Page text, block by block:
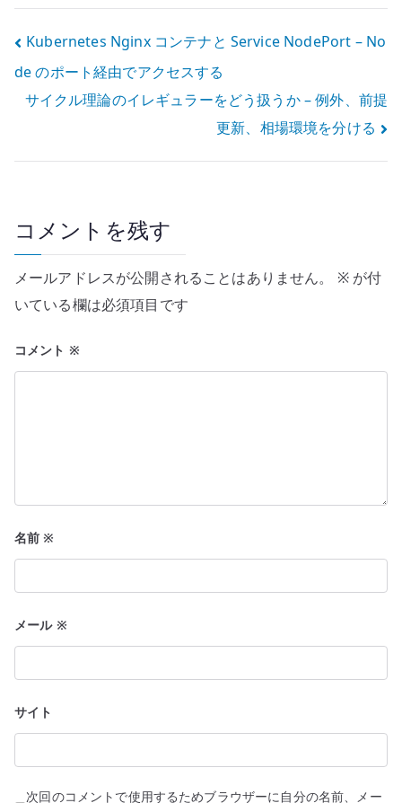
因 – L2 / 権限 /
ークを切り分け
る
投
稿
ナ
ビ
ー
シ
ョ
ン
Kubernetes Nginx コンテナと Service NodePort – No
de のポート経由でアクセスする
サイクル理論のイレギュラーをどう扱うか – 例外、前提
更新、相場環境を分ける
コメントを残す
メールアドレスが公開されることはありません。 ※が付
いている欄は必須項目です
コメント ※
名前※
メール ※
サイト
次回のコメントで使用するためブラウザーに自分の名前、メー